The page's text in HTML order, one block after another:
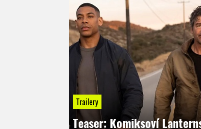
Trailery
Teaser: Komiksoví